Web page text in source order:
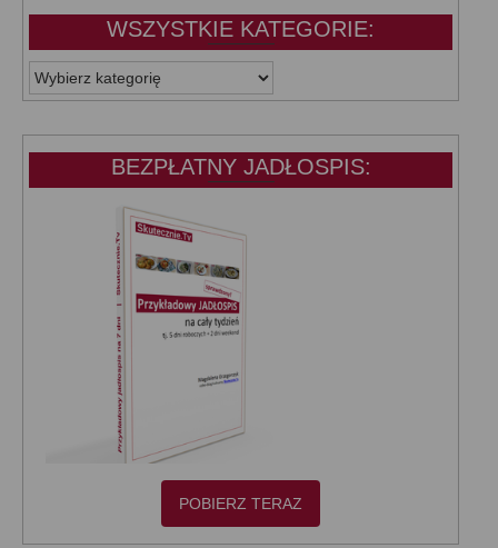
WSZYSTKIE KATEGORIE:
WSZYSTKIE
KATEGORIE:
BEZPŁATNY JADŁOSPIS:
POBIERZ TERAZ